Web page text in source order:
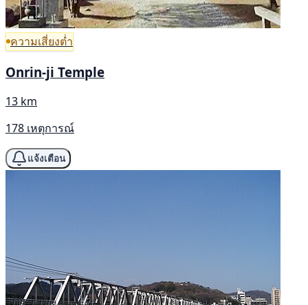
ความเสี่ยงต่ำ
Onrin-ji Temple
13 km
178 เหตุการณ์
แจ้งเตือน